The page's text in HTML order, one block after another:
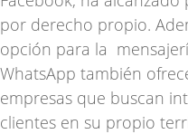
por derecho propio.
opción para la
WhatsApp también
empresas que buscan
clientes en su propio